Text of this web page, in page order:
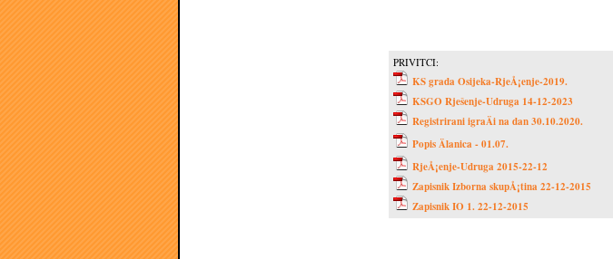
PRIVITCI:
KS grada Osijeka-RjeÅ¡enje-2019.
KSGO Rješenje-Udruga 14-12-2023
Registrirani igraÄi na dan 30.10.2020.
Popis Älanica - 01.07.
RjeÅ¡enje-Udruga 2015-22-12
Zapisnik Izborna skupÅ¡tina 22-12-2015
Zapisnik IO 1. 22-12-2015